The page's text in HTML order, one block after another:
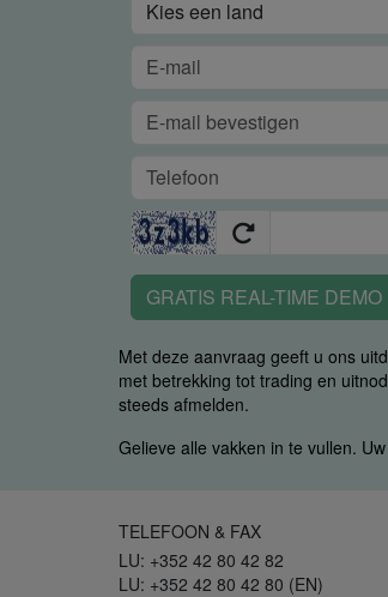
GRATIS REAL-TIME DEMO
Met deze aanvraag geeft u ons
met betrekking tot trading en
steeds afmelden.
Gelieve alle vakken in te vullen.
TELEFOON & FAX
LU: +352 42 80 42 82
LU: +352 42 80 42 80 (EN)